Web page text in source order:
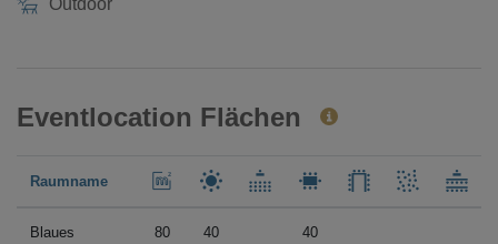
Eventlocation Flächen
Raumname
Blaues
80 40 40